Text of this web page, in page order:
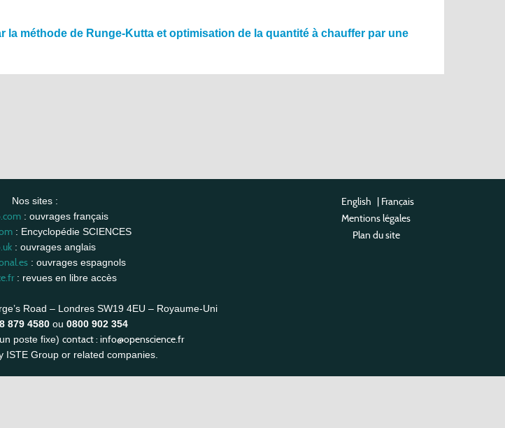
la méthode de Runge-Kutta et optimisation de la quantité à chauffer par une
Nos sites :
: ouvrages français
: Encyclopédie SCIENCES
: ouvrages anglais
: ouvrages espagnols
: revues en libre accès
Road – Londres SW19 4EU – Royaume-Uni
879 4580 ou 0800 902 354
poste fixe) contact : info@openscience.fr
ISTE Group or related companies.
English | Français
Mentions légales
Plan du site